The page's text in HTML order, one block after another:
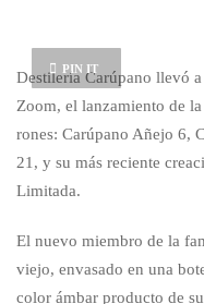
PIN IT
Destilería Carúpano llevó
Zoom, el lanzamiento de
rones: Carúpano Añejo 6,
21, y su más reciente
Limitada.
El nuevo miembro de la
viejo, envasado en una
color ámbar producto de